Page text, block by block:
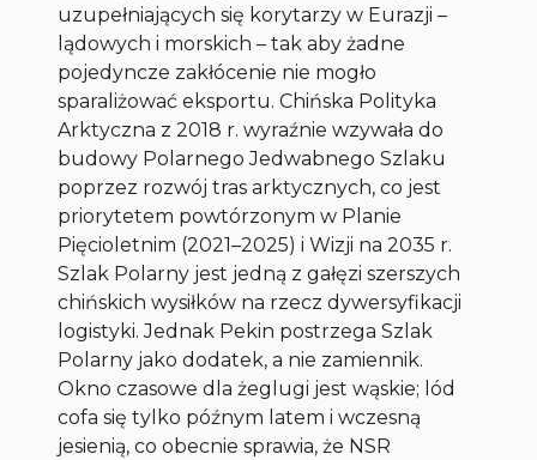
uzupełniających się korytarzy w Eurazji –
lądowych i morskich – tak aby żadne
pojedyncze zakłócenie nie mogło
sparaliżować eksportu. Chińska Polityka
Arktyczna z 2018 r. wyraźnie wzywała do
budowy Polarnego Jedwabnego Szlaku
poprzez rozwój tras arktycznych, co jest
priorytetem powtórzonym w Planie
Pięcioletnim (2021–2025) i Wizji na 2035 r.
Szlak Polarny jest jedną z gałęzi szerszych
chińskich wysiłków na rzecz dywersyfikacji
logistyki. Jednak Pekin postrzega Szlak
Polarny jako dodatek, a nie zamiennik.
Okno czasowe dla żeglugi jest wąskie; lód
cofa się tylko późnym latem i wczesną
jesienią, co obecnie sprawia, że NSR